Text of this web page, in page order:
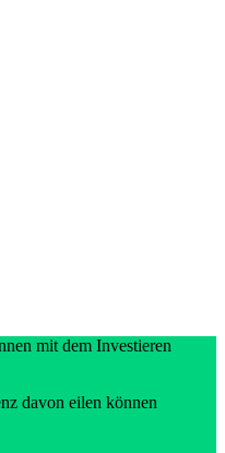
mit dem Investieren
davon eilen können